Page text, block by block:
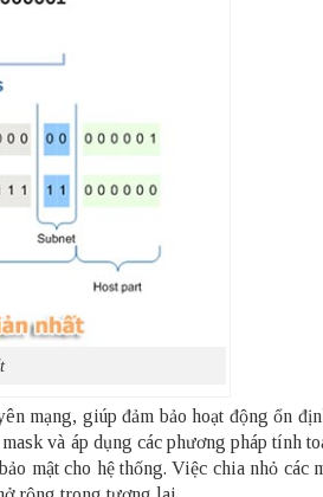
mạng, giúp đảm bảo hoạt động ổn
và áp dụng các phương pháp tính
mật cho hệ thống. Việc chia nhỏ các